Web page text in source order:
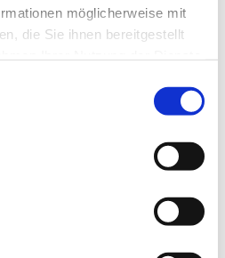
möglicherweise mit
die Sie ihnen bereitgestellt
Sie auch